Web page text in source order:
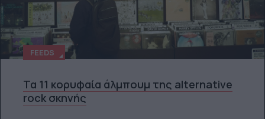
FEEDS
Τα 11 κορυφαία άλμπουμ της alternative
rock σκηνής